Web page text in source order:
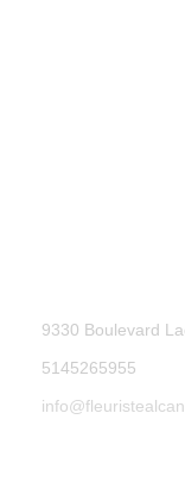
9330 Boulevard
5145265955